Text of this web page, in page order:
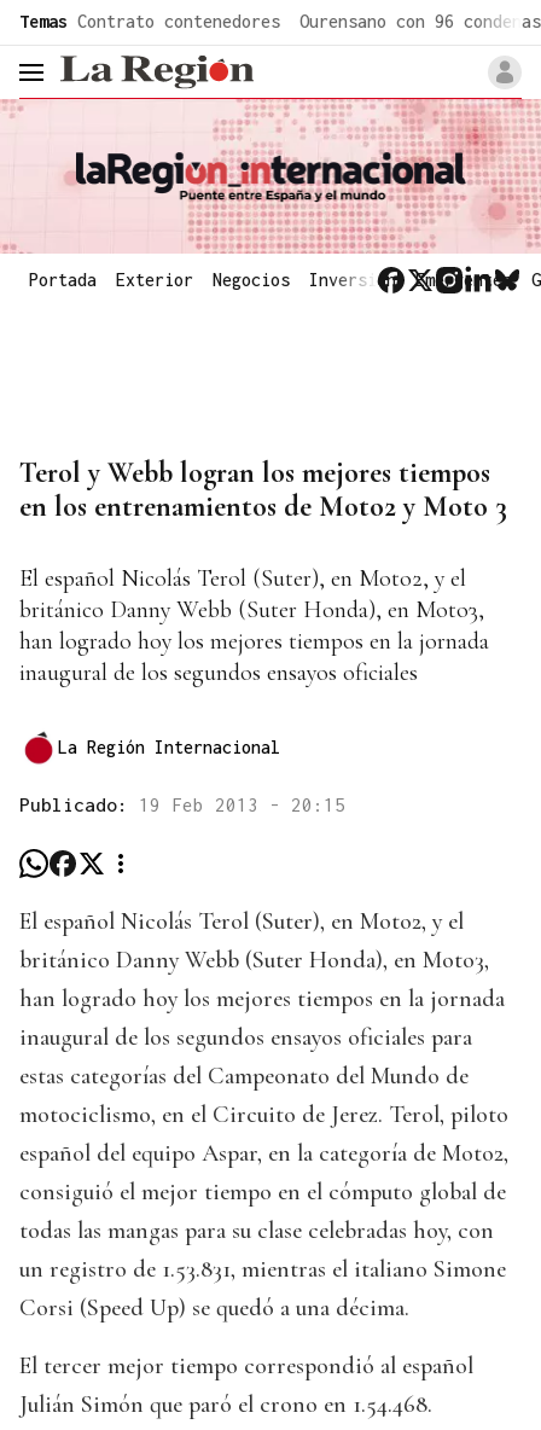
Temas Contrato contenedores Ourensano con 96 condenas
header.menu.open
Portada Exterior Negocios Inversión Emergentes
Terol y Webb logran los mejores tiempos
en los entrenamientos de Moto2 y Moto 3
El español Nicolás Terol (Suter), en Moto2, y el
británico Danny Webb (Suter Honda), en Moto3,
han logrado hoy los mejores tiempos en la jornada
inaugural de los segundos ensayos oficiales
La Región Internacional
Publicado: 19 Feb 2013 - 20:15
El español Nicolás Terol (Suter), en Moto2, y el
británico Danny Webb (Suter Honda), en Moto3,
han logrado hoy los mejores tiempos en la jornada
inaugural de los segundos ensayos oficiales para
estas categorías del Campeonato del Mundo de
motociclismo, en el Circuito de Jerez. Terol, piloto
español del equipo Aspar, en la categoría de Moto2,
consiguió el mejor tiempo en el cómputo global de
todas las mangas para su clase celebradas hoy, con
un registro de 1.53.831, mientras el italiano Simone
Corsi (Speed Up) se quedó a una décima.
El tercer mejor tiempo correspondió al español
Julián Simón que paró el crono en 1.54.468.